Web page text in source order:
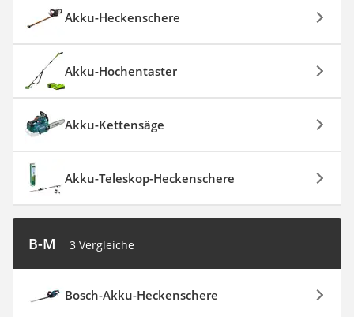
Akku-Heckenschere
Akku-Hochentaster
Akku-Kettensäge
Akku-Teleskop-Heckenschere
B-M 3 Vergleiche
Bosch-Akku-Heckenschere